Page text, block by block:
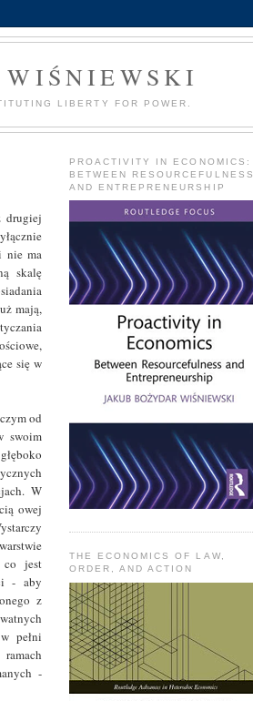
LIBERTY FOR POWER.
drugiej
nie ma
skalę
mają,
się w
od
swoim
W
owej
co jest
- aby
z
pełni
-
PROACTIVITY IN ECONOMICS:
BETWEEN RESOURCEFULNESS
AND ENTREPRENEURSHIP
THE ECONOMICS OF LAW,
ORDER, AND ACTION